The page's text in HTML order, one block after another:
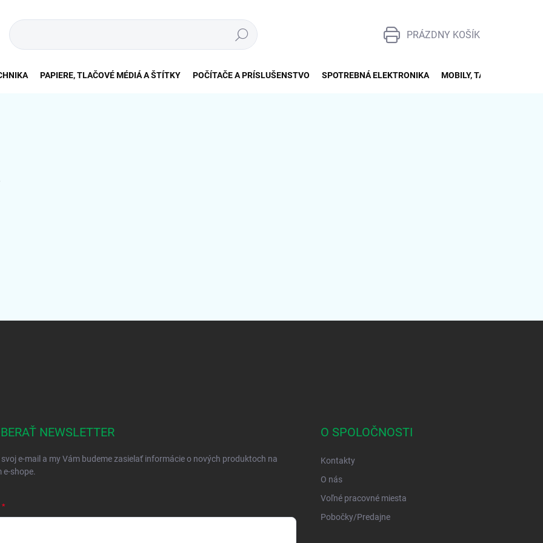
Hľadať
NÁKUPNÝ
PRÁZDNY KOŠÍK
PAPIERE, TLAČOVÉ MÉDIÁ A ŠTÍTKY POČÍTAČE A PRÍSLUŠENSTVO SPOTREBNÁ ELEKTRONIKA MOBILY, TABLETY, SMART
NEWSLETTER
e-mail a my Vám budeme zasielať informácie o nových produktoch na
e-shope.
O SPOLOČNOSTI
Kontakty
O nás
Voľné pracovné miesta
Pobočky/Predajne